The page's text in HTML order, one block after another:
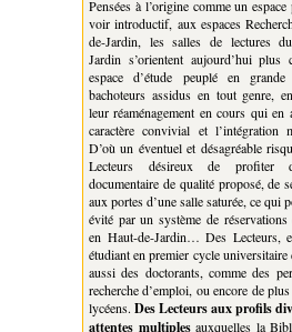
Pensées à l’origine comme un espace
voir introductif, aux espaces
de-Jardin, les salles de lectures
Jardin s’orientent aujourd’hui plus
espace d’étude peuplé en
bachoteurs assidus en tout genre,
leur réaménagement en cours qui en
caractère convivial et l’intégration
D’où un éventuel et désagréable
Lecteurs désireux de profiter
documentaire de qualité proposé, de
aux portes d’une salle saturée, ce qui
évité par un système de réservations
en Haut-de-Jardin… Des Lecteurs,
étudiant en premier cycle universitaire
aussi des doctorants, comme des
recherche d’emploi, ou encore de
lycéens. Des Lecteurs aux profils
attentes multiplesauxquelles la